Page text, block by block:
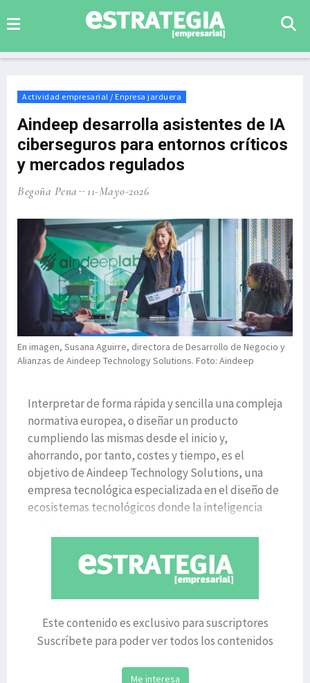
Actividad empresarial / Enpresa jarduera
Aindeep desarrolla asistentes de IA
ciberseguros para entornos críticos
y mercados regulados
Begoña Pena 11-Mayo-2026
En imagen, Susana Aguirre, directora de Desarrollo de Negocio y
Alianzas de Aindeep Technology Solutions. Foto: Aindeep
Interpretar de forma rápida y sencilla una compleja
normativa europea, o diseñar un producto
cumpliendo las mismas desde el inicio y,
ahorrando, por tanto, costes y tiempo, es el
objetivo de Aindeep Technology Solutions, una
empresa tecnológica especializada en el diseño de
ecosistemas tecnológicos donde la inteligencia
Este contenido es exclusivo para suscriptores
Suscríbete para poder ver todos los contenidos
Me interesa